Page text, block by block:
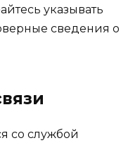
указывать
сведения о
со службой